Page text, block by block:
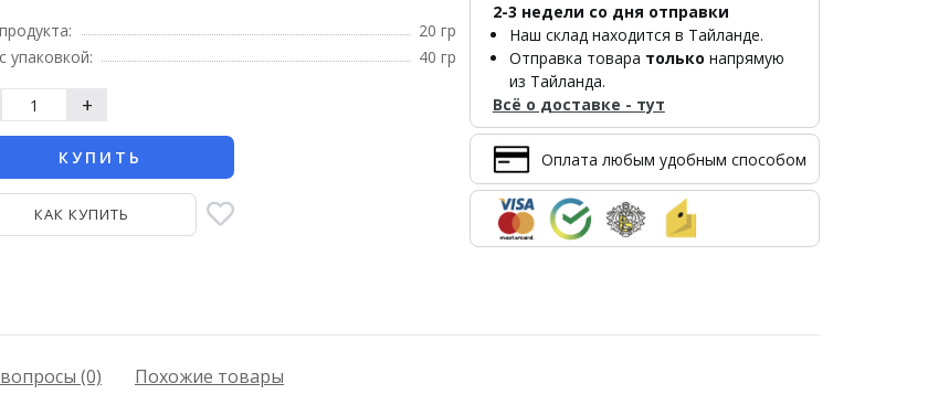
20 гр
упаковкой:
40 гр
+
КУПИТЬ
КАК КУПИТЬ
2-3 недели со дня отправки
Наш склад находится в Тайланде.
Отправка товара только напрямую
из Тайланда.
Всё о доставке - тут
Оплата любым удобным способом
(0) Похожие товары